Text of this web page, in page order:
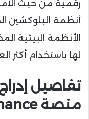
رقمية من حيث
أنظمة البلوكشين
الأنظمة البيئية
لها باستخدام أكثر
منصة Binance